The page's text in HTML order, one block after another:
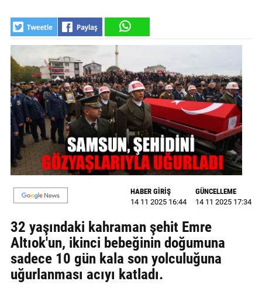
SİYASET
EKONOMİ
DÜNYA
MAGAZİN
GALERİ
VİDEO
YAZARLAR
ULAŞIN
Künye
İletişim
HABER GİRİŞ
14 11 2025 16:44
GÜNCELLEME
14 11 2025 17:34
32 yaşındaki kahraman şehit Emre
Altıok'un, ikinci bebeğinin doğumuna
sadece 10 gün kala son yolculuğuna
uğurlanması acıyı katladı.